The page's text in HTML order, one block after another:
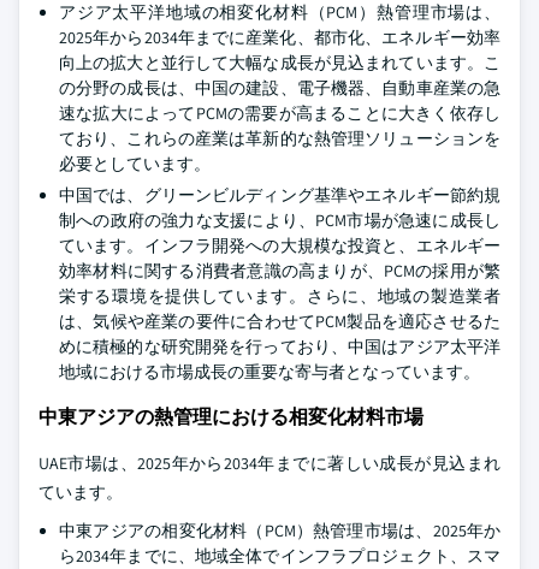
アジア太平洋地域の相変化材料（PCM）熱管理市場は、
2025年から2034年までに産業化、都市化、エネルギー効率
向上の拡大と並行して大幅な成長が見込まれています。こ
の分野の成長は、中国の建設、電子機器、自動車産業の急
速な拡大によってPCMの需要が高まることに大きく依存し
ており、これらの産業は革新的な熱管理ソリューションを
必要としています。
中国では、グリーンビルディング基準やエネルギー節約規
制への政府の強力な支援により、PCM市場が急速に成長し
ています。インフラ開発への大規模な投資と、エネルギー
効率材料に関する消費者意識の高まりが、PCMの採用が繁
栄する環境を提供しています。さらに、地域の製造業者
は、気候や産業の要件に合わせてPCM製品を適応させるた
めに積極的な研究開発を行っており、中国はアジア太平洋
地域における市場成長の重要な寄与者となっています。
中東アジアの熱管理における相変化材料市場
UAE市場は、2025年から2034年までに著しい成長が見込まれ
ています。
中東アジアの相変化材料（PCM）熱管理市場は、2025年か
ら2034年までに、地域全体でインフラプロジェクト、スマ